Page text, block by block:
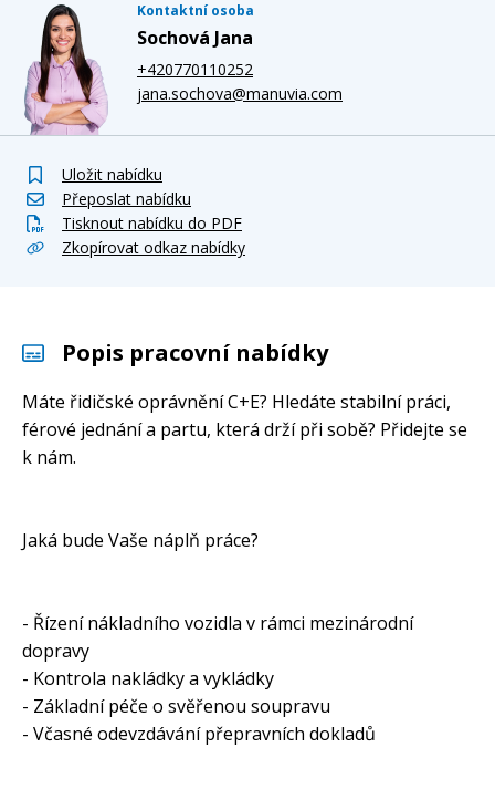
Kontaktní osoba
Sochová Jana
+420770110252
jana.sochova@manuvia.com
Uložit nabídku
Přeposlat nabídku
Tisknout nabídku do PDF
Zkopírovat odkaz nabídky
Popis pracovní nabídky
Máte řidičské oprávnění C+E? Hledáte stabilní práci,
férové jednání a partu, která drží při sobě? Přidejte se
k nám.
Jaká bude Vaše náplň práce?
- Řízení nákladního vozidla v rámci mezinárodní
dopravy
- Kontrola nakládky a vykládky
- Základní péče o svěřenou soupravu
- Včasné odevzdávání přepravních dokladů